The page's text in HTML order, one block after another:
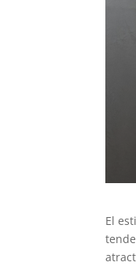
El